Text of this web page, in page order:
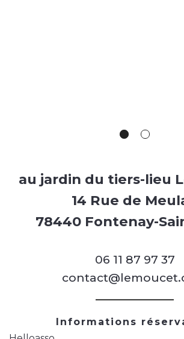
au jardin du tiers-lieu
14 Rue de
78440 Fontenay-
06 11 87 97 37
Informations